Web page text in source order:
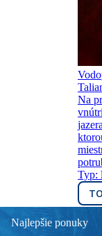
Na
Typ:
Najlepšie ponuky